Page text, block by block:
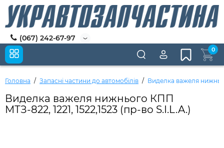
(067) 242-67-97
0
Головна Запасні частини до автомобілів Виделка важеля
Виделка важеля нижнього КПП
МТЗ-822, 1221, 1522,1523 (пр-во S.I.L.A.)